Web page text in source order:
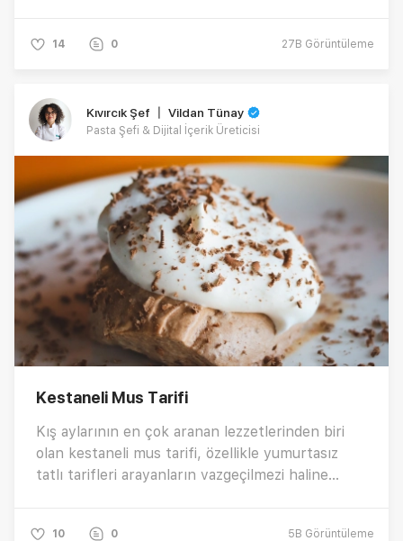
14 0 27B Görüntüleme
Kıvırcık Şef 〡 Vildan Tünay
Pasta Şefi & Dijital İçerik Üreticisi
Kestaneli Mus Tarifi
Kış aylarının en çok aranan lezzetlerinden biri
olan kestaneli mus tarifi, özellikle yumurtasız
tatlı tarifleri arayanların vazgeçilmezi haline
10 0 5B Görüntüleme